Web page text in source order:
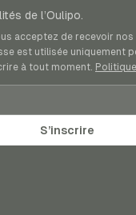
de l’Oulipo.
acceptez de recevoir
est utilisée uniquement
à tout moment.
S’inscrire